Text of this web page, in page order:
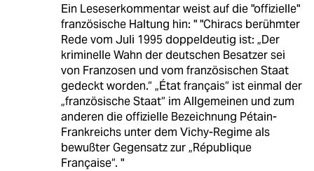
Ein Leseserkommentar weist auf die "offizielle"
französische Haltung hin: " "Chiracs berühmter
Rede vom Juli 1995 doppeldeutig ist: „Der
kriminelle Wahn der deutschen Besatzer sei
von Franzosen und vom französischen Staat
gedeckt worden.“ „État français“ ist einmal der
„französische Staat“ im Allgemeinen und zum
anderen die offizielle Bezeichnung Pétain-
Frankreichs unter dem Vichy-Regime als
bewußter Gegensatz zur „République
Française“. "